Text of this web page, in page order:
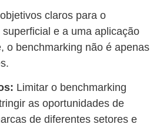
claros para o
e a uma aplicação
o benchmarking não é apenas
Limitar o benchmarking
as oportunidades de
de diferentes setores e